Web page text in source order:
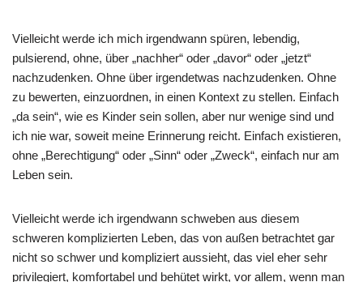
Vielleicht werde ich mich irgendwann spüren, lebendig,
pulsierend, ohne, über „nachher“ oder „davor“ oder „jetzt“
nachzudenken. Ohne über irgendetwas nachzudenken. Ohne
zu bewerten, einzuordnen, in einen Kontext zu stellen. Einfach
„da sein“, wie es Kinder sein sollen, aber nur wenige sind und
ich nie war, soweit meine Erinnerung reicht. Einfach existieren,
ohne „Berechtigung“ oder „Sinn“ oder „Zweck“, einfach nur am
Leben sein.
Vielleicht werde ich irgendwann schweben aus diesem
schweren komplizierten Leben, das von außen betrachtet gar
nicht so schwer und kompliziert aussieht, das viel eher sehr
privilegiert, komfortabel und behütet wirkt, vor allem, wenn man